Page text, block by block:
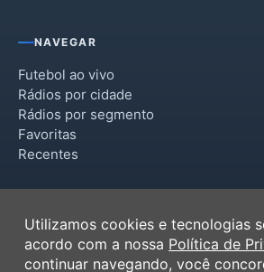
NAVEGAR
Futebol ao vivo
Rádios por cidade
Rádios por segmento
Favoritas
Recentes
Termos de Uso
Política de Privacidade
Utilizamos cookies e tecnologias
acordo com a nossa Política de
continuar navegando, você